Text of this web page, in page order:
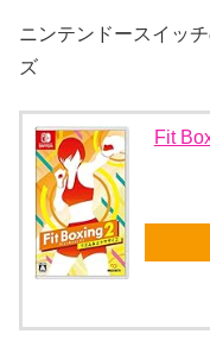
ニンテンドースイッ
ズ
Fit